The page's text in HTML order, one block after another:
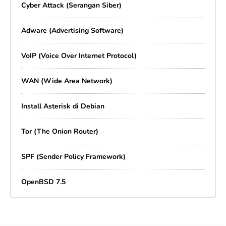
Cyber Attack (Serangan Siber)
Adware (Advertising Software)
VoIP (Voice Over Internet Protocol)
WAN (Wide Area Network)
Install Asterisk di Debian
Tor (The Onion Router)
SPF (Sender Policy Framework)
OpenBSD 7.5